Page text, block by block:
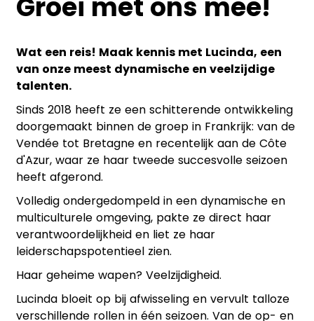
Groei met ons mee!
Wat een reis! Maak kennis met Lucinda, een
van onze meest dynamische en veelzijdige
talenten.
Sinds 2018 heeft ze een schitterende ontwikkeling
doorgemaakt binnen de groep in Frankrijk: van de
Vendée tot Bretagne en recentelijk aan de Côte
d'Azur, waar ze haar tweede succesvolle seizoen
heeft afgerond.
Volledig ondergedompeld in een dynamische en
multiculturele omgeving, pakte ze direct haar
verantwoordelijkheid en liet ze haar
leiderschapspotentieel zien.
Haar geheime wapen? Veelzijdigheid.
Lucinda bloeit op bij afwisseling en vervult talloze
verschillende rollen in één seizoen. Van de op- en